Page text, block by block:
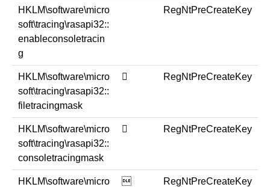
HKLM\software\micro
soft\tracing\rasapi32::
enableconsoletracin
g
RegNtPreCreateKey
HKLM\software\micro
soft\tracing\rasapi32::
filetracingmask
￿ RegNtPreCreateKey
HKLM\software\micro
soft\tracing\rasapi32::
consoletracingmask
￿ RegNtPreCreateKey
HKLM\software\micro
 RegNtPreCreateKey